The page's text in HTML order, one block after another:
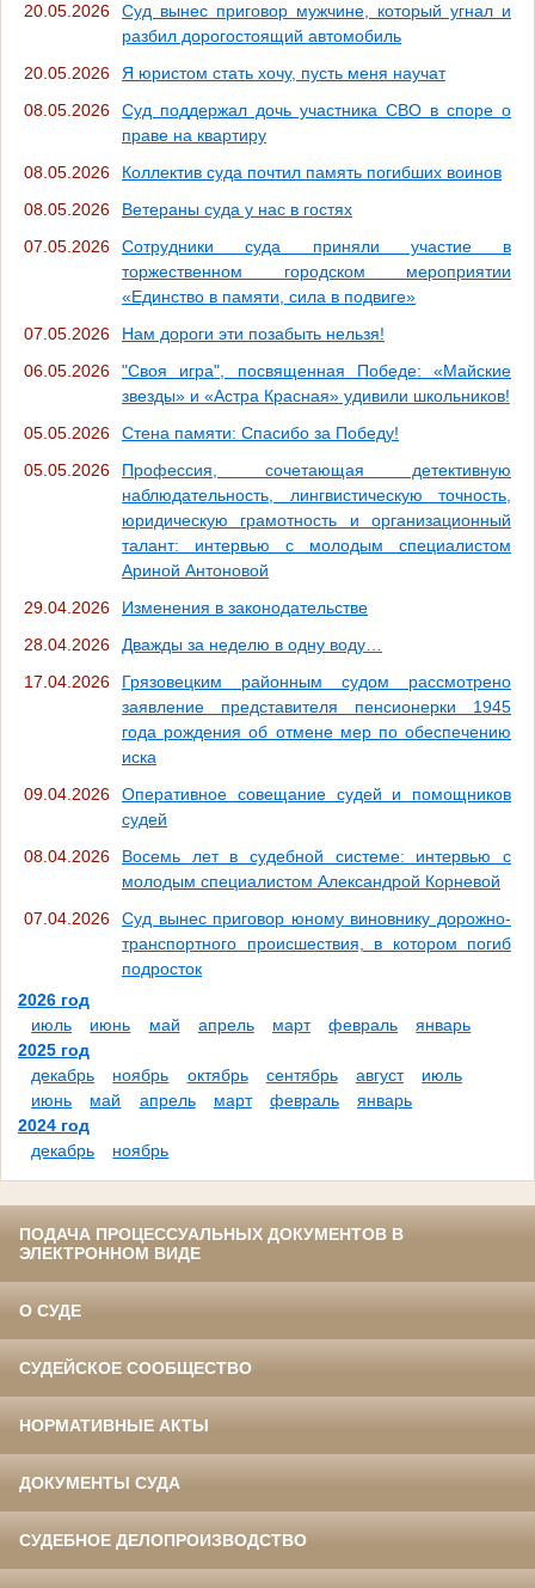
20.05.2026
Суд вынес приговор мужчине, который угнал и
разбил дорогостоящий автомобиль
20.05.2026
Я юристом стать хочу, пусть меня научат
08.05.2026
Суд поддержал дочь участника СВО в споре о
праве на квартиру
08.05.2026
Коллектив суда почтил память погибших воинов
08.05.2026
Ветераны суда у нас в гостях
07.05.2026
Сотрудники суда приняли участие в
торжественном городском мероприятии
«Единство в памяти, сила в подвиге»
07.05.2026
Нам дороги эти позабыть нельзя!
06.05.2026
"Своя игра", посвященная Победе: «Майские
звезды» и «Астра Красная» удивили школьников!
05.05.2026
Стена памяти: Спасибо за Победу!
05.05.2026
Профессия, сочетающая детективную
наблюдательность, лингвистическую точность,
юридическую грамотность и организационный
талант: интервью с молодым специалистом
Ариной Антоновой
29.04.2026
Изменения в законодательстве
28.04.2026
Дважды за неделю в одну воду…
17.04.2026
Грязовецким районным судом рассмотрено
заявление представителя пенсионерки 1945
года рождения об отмене мер по обеспечению
иска
09.04.2026
Оперативное совещание судей и помощников
судей
08.04.2026
Восемь лет в судебной системе: интервью с
молодым специалистом Александрой Корневой
07.04.2026
Суд вынес приговор юному виновнику дорожно-
транспортного происшествия, в котором погиб
подросток
2026 год
июль
июнь май апрель март февраль
январь
2025 год
декабрь
ноябрь октябрь сентябрь август
июль
июнь
май апрель март февраль
январь
2024 год
декабрь
ноябрь
ПОДАЧА ПРОЦЕССУАЛЬНЫХ ДОКУМЕНТОВ В
ЭЛЕКТРОННОМ ВИДЕ
О СУДЕ
СУДЕЙСКОЕ СООБЩЕСТВО
НОРМАТИВНЫЕ АКТЫ
ДОКУМЕНТЫ СУДА
СУДЕБНОЕ ДЕЛОПРОИЗВОДСТВО